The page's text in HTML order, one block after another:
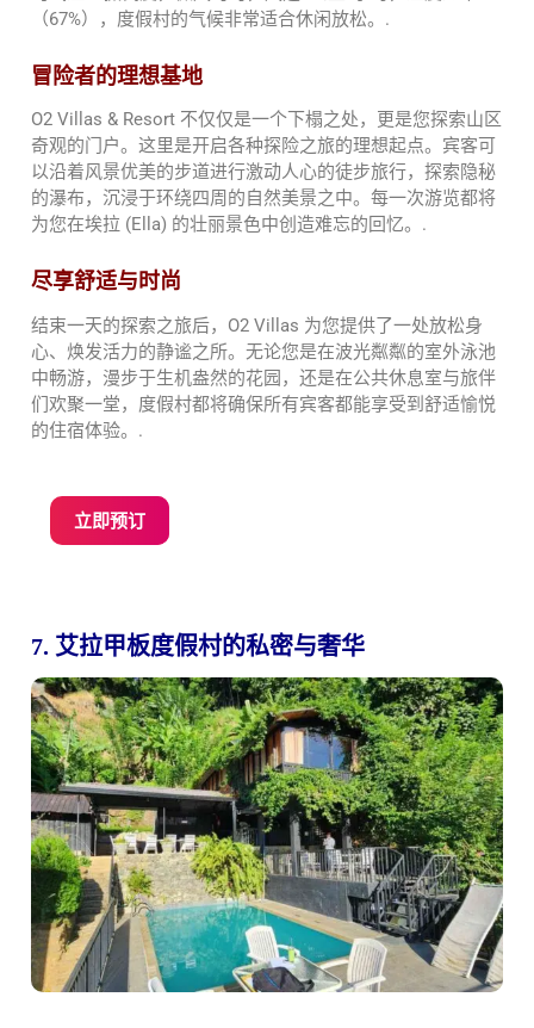
（67%），度假村的气候非常适合休闲放松。.
冒险者的理想基地
O2 Villas & Resort 不仅仅是一个下榻之处，更是您探索山区
奇观的门户。这里是开启各种探险之旅的理想起点。宾客可
以沿着风景优美的步道进行激动人心的徒步旅行，探索隐秘
的瀑布，沉浸于环绕四周的自然美景之中。每一次游览都将
为您在埃拉 (Ella) 的壮丽景色中创造难忘的回忆。.
尽享舒适与时尚
结束一天的探索之旅后，O2 Villas 为您提供了一处放松身
心、焕发活力的静谧之所。无论您是在波光粼粼的室外泳池
中畅游，漫步于生机盎然的花园，还是在公共休息室与旅伴
们欢聚一堂，度假村都将确保所有宾客都能享受到舒适愉悦
的住宿体验。.
立即预订
7. 艾拉甲板度假村的私密与奢华